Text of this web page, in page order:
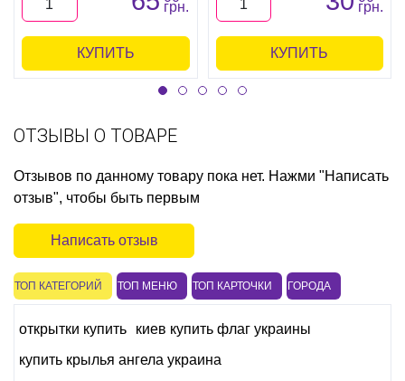
грн.
КУПИТЬ
грн.
КУПИТЬ
ОТЗЫВЫ О ТОВАРЕ
Отзывов по данному товару пока нет. Нажми "Написать
отзыв", чтобы быть первым
Написать отзыв
ТОП КАТЕГОРИЙ ТОП МЕНЮ ТОП КАРТОЧКИ ГОРОДА
открытки купить
киев купить флаг украины
купить крылья ангела украина